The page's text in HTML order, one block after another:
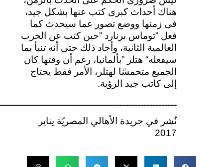
هناك أحداث كبرى كتب عنها بشكل جيد،
فى زمنها ووضع تصور عما سيحدث كما
فعل ”توماس برنارد ”حين كتب عن
الحرب
العالمية
الثانية، وأجاد ذلك حتى أنه تنبأ بما
سيفعله“ هتلر ”بألمانيا، رغم أن وقتها كان
الجميع متحمسًا لهتلر، الأمر فقط يحتاج
إلى كاتب جيد الرؤية.
نُشر في جريدة الأهالي المصريّة يناير
2017